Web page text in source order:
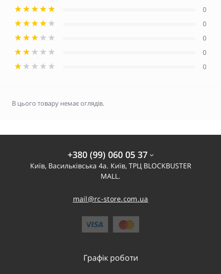
0
0
0
0
0
В цього товару немає оглядів.
+380 (99) 060 05 37
Київ, Васильківська 4а. Київ, ТРЦ BLOCKBUSTER
MALL.
mail@rc-store.com.ua
Графік роботи